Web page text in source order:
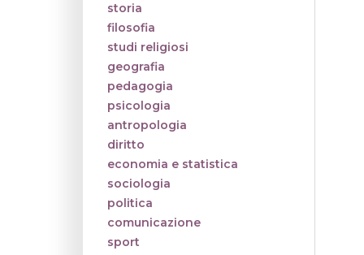
storia
filosofia
studi religiosi
geografia
pedagogia
psicologia
antropologia
diritto
economia e statistica
sociologia
politica
comunicazione
sport